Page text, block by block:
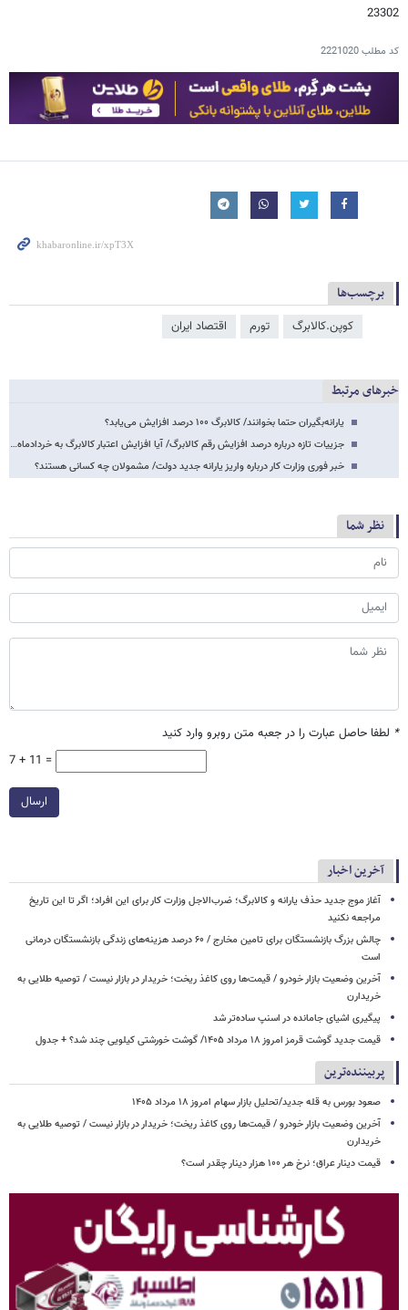
23302
کد مطلب2221020
برچسب‌ها
کوپن.کالابرگ تورم اقتصاد ایران
خبرهای مرتبط
یارانه‌بگیران حتما بخوانند/ کالابرگ ۱۰۰ درصد افزایش می‌یابد؟
جزییات تازه درباره درصد افزایش رقم کالابرگ/ آیا افزایش اعتبار کالابرگ به خردادماه…
خبر فوری وزارت کار درباره واریز یارانه جدید دولت/ مشمولان چه کسانی هستند؟
نظر شما
* لطفا حاصل عبارت را در جعبه متن روبرو وارد کنید
7 + 11 =
ارسال
آخرین اخبار
آغاز موج جدید حذف یارانه و کالابرگ؛ ضرب‌الاجل وزارت کار برای این افراد؛ اگر تا این تاریخ
مراجعه نکنید
چالش بزرگ بازنشستگان برای تامین مخارج / ۶۰ درصد هزینه‌های زندگی بازنشستگان درمانی
است
آخرین وضعیت بازار خودرو / قیمت‌ها روی کاغذ ریخت؛ خریدار در بازار نیست / توصیه طلایی به
خریدارن
پیگیری اشیای جامانده در اسنپ ساده‌تر شد
قیمت جدید گوشت قرمز امروز ۱۸ مرداد ۱۴۰۵/ گوشت خورشتی کیلویی چند شد؟ + جدول
پربیننده‌ترین
صعود بورس به قله جدید/تحلیل بازار سهام امروز ۱۸ مرداد ۱۴۰۵
آخرین وضعیت بازار خودرو / قیمت‌ها روی کاغذ ریخت؛ خریدار در بازار نیست / توصیه طلایی به
خریدارن
قیمت دینار عراق؛ نرخ هر ۱۰۰ هزار دینار چقدر است؟